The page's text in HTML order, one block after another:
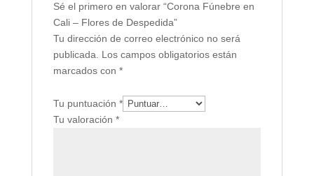
Sé el primero en valorar “Corona Fúnebre en
Cali – Flores de Despedida”
Tu dirección de correo electrónico no será
publicada. Los campos obligatorios están
marcados con *
Tu puntuación *
Tu valoración *